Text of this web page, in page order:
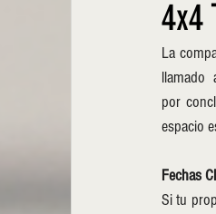
4x4
La
llamado
por
espacio
Fechas